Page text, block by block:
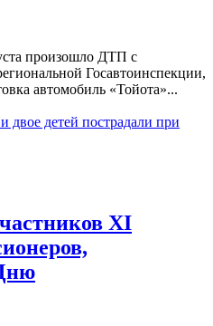
произошло ДТП с
Госавтоинспекции,
автомобиль «Тойота»...
XI